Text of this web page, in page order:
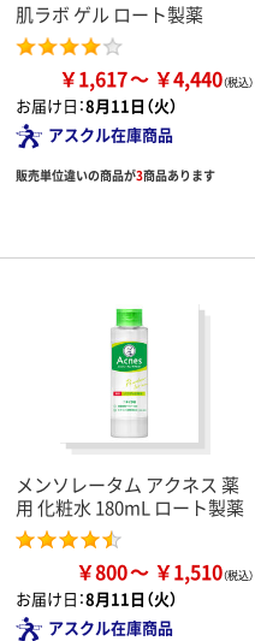
肌ラボ ゲル ロート製薬
￥1,617 ￥4,440
お届け日：8月11日（火）
アスクル在庫商品
販売単位違いの商品が3商品あります
メンソレータム アクネス 薬
用 化粧水 180mL ロート製薬
￥800 ￥1,510
お届け日：8月11日（火）
アスクル在庫商品